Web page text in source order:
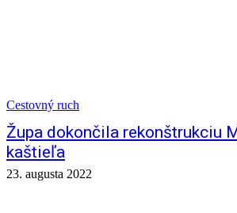
Cestovný ruch
Župa dokončila rekonštrukciu
kaštieľa
23. augusta 2022